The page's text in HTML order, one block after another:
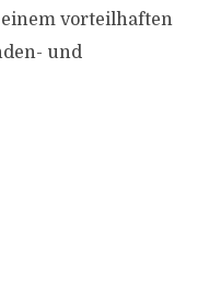
vorteilhaften
und